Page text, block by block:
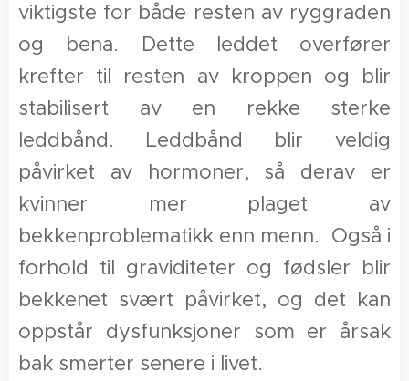
viktigste for både resten av ryggraden
og bena. Dette leddet overfører
krefter til resten av kroppen og blir
stabilisert av en rekke sterke
leddbånd. Leddbånd blir veldig
påvirket av hormoner, så derav er
kvinner mer plaget av
bekkenproblematikk enn menn. Også i
forhold til graviditeter og fødsler blir
bekkenet svært påvirket, og det kan
oppstår dysfunksjoner som er årsak
bak smerter senere i livet.